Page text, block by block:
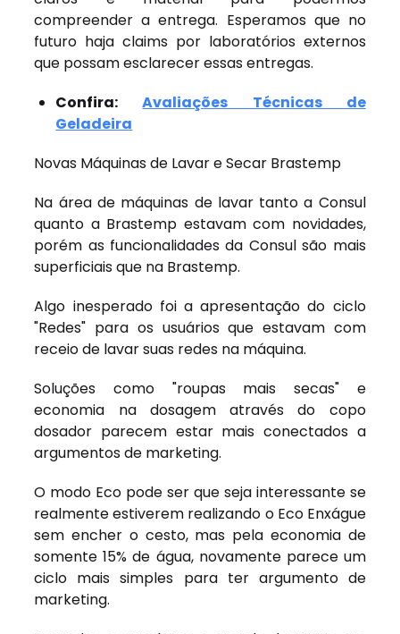
compreender a entrega. Esperamos que no
futuro haja claims por laboratórios externos
que possam esclarecer essas entregas.
Confira:Avaliações Técnicas de
Geladeira
Novas Máquinas de Lavar e Secar Brastemp
Na área de máquinas de lavar tanto a Consul
quanto a Brastemp estavam com novidades,
porém as funcionalidades da Consul são mais
superficiais que na Brastemp.
Algo inesperado foi a apresentação do ciclo
"Redes" para os usuários que estavam com
receio de lavar suas redes na máquina.
Soluções como "roupas mais secas" e
economia na dosagem através do copo
dosador parecem estar mais conectados a
argumentos de marketing.
O modo Eco pode ser que seja interessante se
realmente estiverem realizando o Eco Enxágue
sem encher o cesto, mas pela economia de
somente 15% de água, novamente parece um
ciclo mais simples para ter argumento de
marketing.